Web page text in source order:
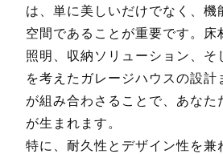
は、単に美しいだけでなく、機
空間であることが重要です。床
照明、収納ソリューション、そ
を考えたガレージハウスの設計
が組み合わさることで、あなた
が生まれます。
特に、耐久性とデザイン性を兼